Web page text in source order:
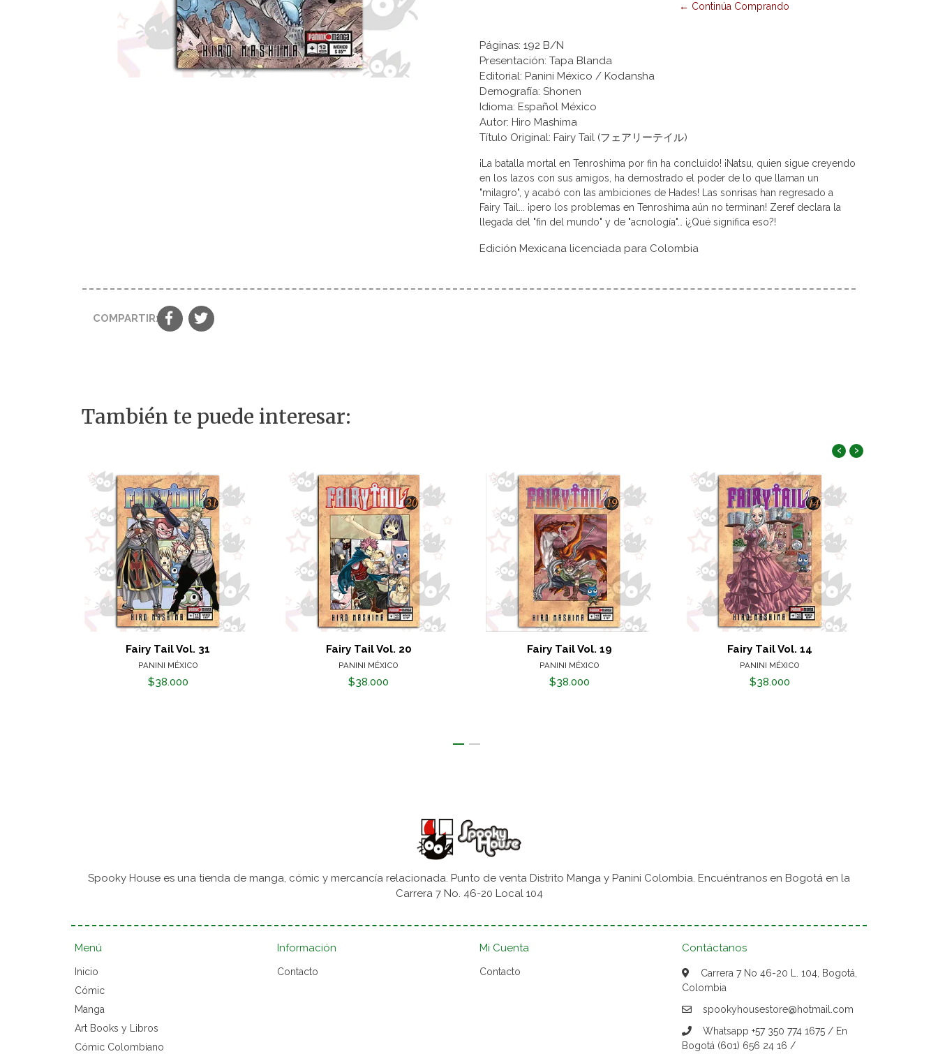
← Continúa Comprando
Páginas: 192 B/N
Presentación: Tapa Blanda
Editorial: Panini México / Kodansha
Demografía: Shonen
Idioma: Español México
Autor: Hiro Mashima
Título Original: Fairy Tail (フェアリーテイル)
¡La batalla mortal en Tenroshima por fin ha concluido! ¡Natsu, quien sigue creyendo
en los lazos con sus amigos, ha demostrado el poder de lo que llaman un
"milagro", y acabó con las ambiciones de Hades! Las sonrisas han regresado a
Fairy Tail... ¡pero los problemas en Tenroshima aún no terminan! Zeref declara la
llegada del "fin del mundo" y de "acnología"… ¡¿Qué significa eso?!
Edición Mexicana licenciada para Colombia
COMPARTIR:
También te puede interesar:
Fairy Tail Vol. 31
PANINI MÉXICO
$38.000
Fairy Tail Vol. 20
PANINI MÉXICO
$38.000
Fairy Tail Vol. 19
PANINI MÉXICO
$38.000
Fairy Tail Vol. 14
PANINI MÉXICO
$38.000
‹ ›
Spooky House es una tienda de manga, cómic y mercancía relacionada. Punto de venta Distrito Manga y Panini Colombia. Encuéntranos en Bogotá en la
Carrera 7 No. 46-20 Local 104
Menú
Inicio
Cómic
Manga
Art Books y Libros
Cómic Colombiano
Información
Contacto
Mi Cuenta
Contacto
Contáctanos
Carrera 7 No 46-20 L. 104, Bogotá,
Colombia
spookyhousestore@hotmail.com
Whatsapp +57 350 774 1675 / En
Bogotá (601) 656 24 16 /